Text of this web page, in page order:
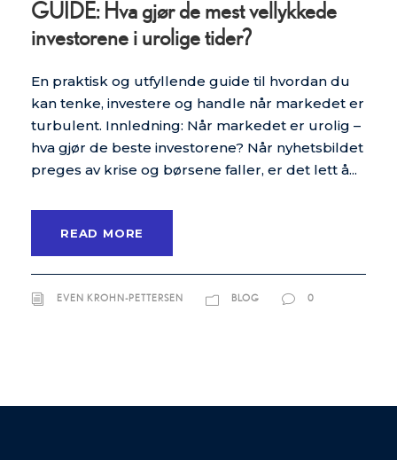
GUIDE: Hva gjør de mest vellykkede
investorene i urolige tider?
En praktisk og utfyllende guide til hvordan du
kan tenke, investere og handle når markedet er
turbulent. Innledning: Når markedet er urolig –
hva gjør de beste investorene? Når nyhetsbildet
preges av krise og børsene faller, er det lett å...
READ MORE
EVEN KROHN-PETTERSEN BLOG 0